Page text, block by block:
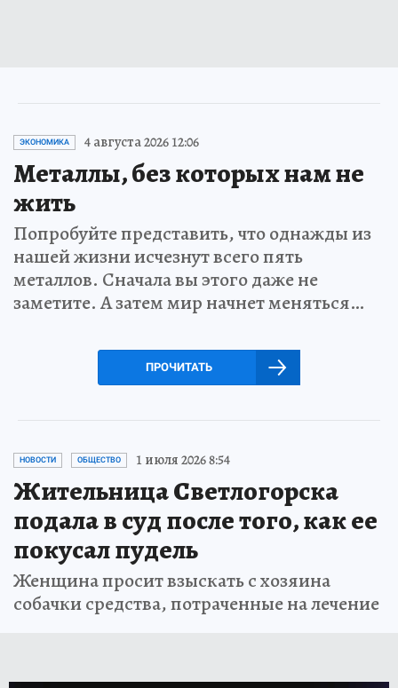
ЭКОНОМИКА 4 августа 2026 12:06
Металлы, без которых нам не
жить
Попробуйте представить, что однажды из
нашей жизни исчезнут всего пять
металлов. Сначала вы этого даже не
заметите. А затем мир начнет меняться…
ПРОЧИТАТЬ
НОВОСТИ ОБЩЕСТВО 1 июля 2026 8:54
Жительница Светлогорска
подала в суд после того, как ее
покусал пудель
Женщина просит взыскать с хозяина
собачки средства, потраченные на лечение